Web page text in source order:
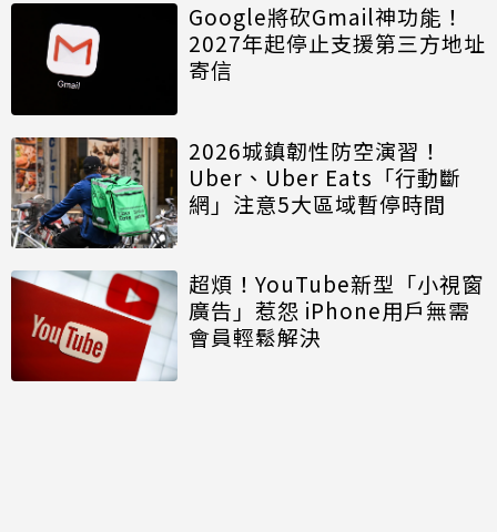
Google將砍Gmail神功能！
2027年起停止支援第三方地址
寄信
2026城鎮韌性防空演習！
Uber、Uber Eats「行動斷
網」注意5大區域暫停時間
超煩！YouTube新型「小視窗
廣告」惹怨 iPhone用戶無需
會員輕鬆解決